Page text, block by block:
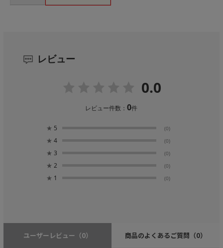
レビュー
0.0
レビュー件数：0件
★ 5 (0)
★ 4 (0)
★ 3 (0)
★ 2 (0)
★ 1 (0)
ユーザーレビュー （0） 商品のよくあるご質問 （0）